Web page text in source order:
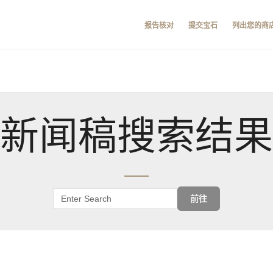
报告核对 提交宝石 列出您的商
新闻稿搜索结果
前往